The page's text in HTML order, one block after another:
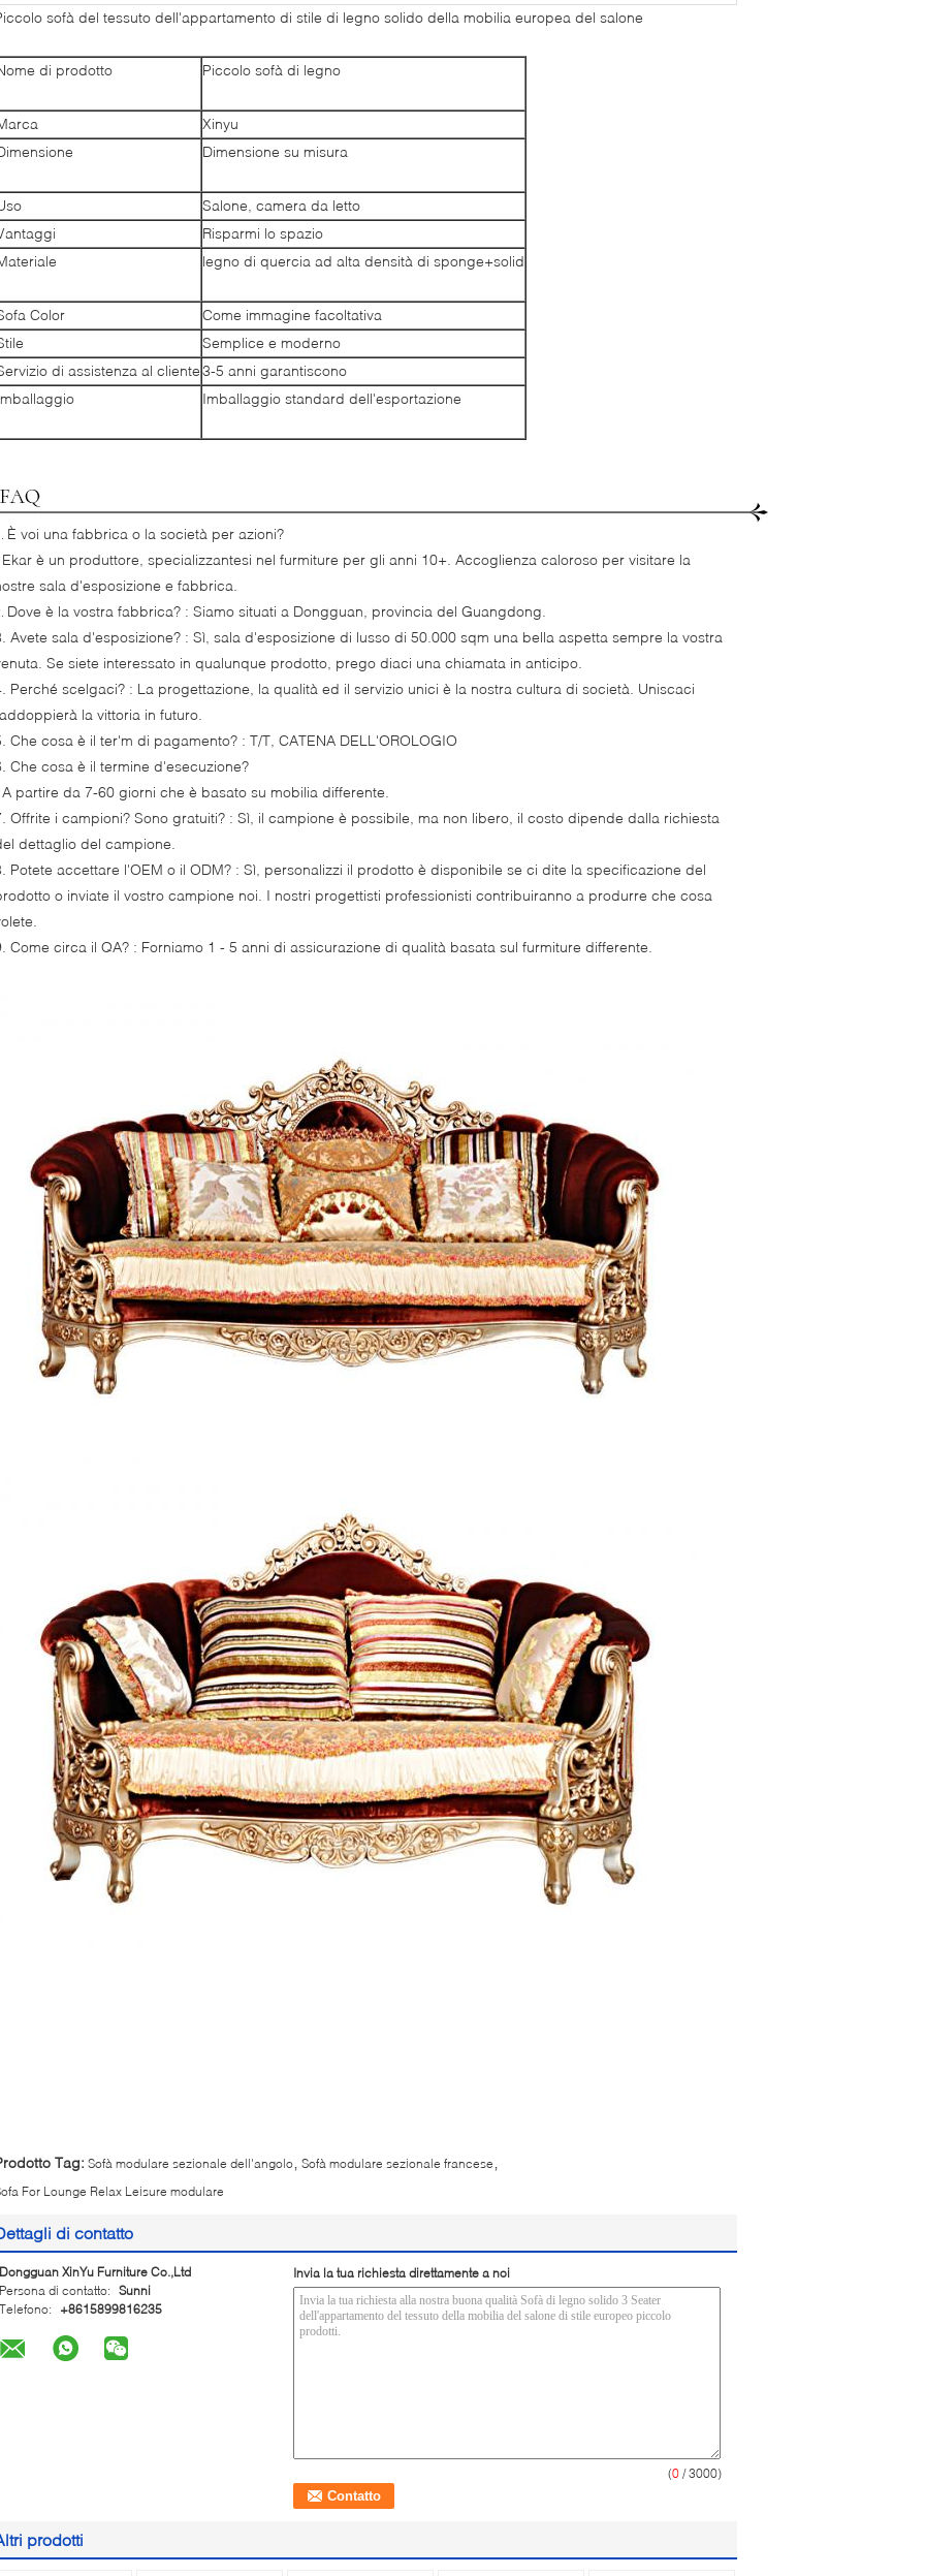
sofà del tessuto dell'appartamento di stile di legno solido della mobilia europea del salone
di prodotto Piccolo sofà di legno
Xinyu
Dimensione su misura
Salone, camera da letto
Risparmi lo spazio
legno di quercia ad alta densità di sponge+solid
Color
Come immagine facoltativa
Semplice e moderno
di assistenza al cliente3-5 anni garantiscono
Imballaggio standard dell'esportazione
È voi una fabbrica o la società per azioni?
è un produttore, specializzantesi nel furmiture per gli anni 10+. Accoglienza caloroso per visitare la
sala d'esposizione e fabbrica.
Dove è la vostra fabbrica? : Siamo situati a Dongguan, provincia del Guangdong.
Avete sala d'esposizione? : Sì, sala d'esposizione di lusso di 50.000 sqm una bella aspetta sempre la vostra
Se siete interessato in qualunque prodotto, prego diaci una chiamata in anticipo.
Perché scelgaci? : La progettazione, la qualità ed il servizio unici è la nostra cultura di società. Uniscaci
la vittoria in futuro.
Che cosa è il ter'm di pagamento? : T/T, CATENA DELL'OROLOGIO
Che cosa è il termine d'esecuzione?
partire da 7-60 giorni che è basato su mobilia differente.
Offrite i campioni? Sono gratuiti? : Sì, il campione è possibile, ma non libero, il costo dipende dalla richiesta
dettaglio del campione.
Potete accettare l'OEM o il ODM? : Sì, personalizzi il prodotto è disponibile se ci dite la specificazione del
o inviate il vostro campione noi. I nostri progettisti professionisti contribuiranno a produrre che cosa
Come circa il QA? : Forniamo 1 - 5 anni di assicurazione di qualità basata sul furmiture differente.
Tag: Sofà modulare sezionale dell'angolo Sofà modulare sezionale francese
For Lounge Relax Leisure modulare
di contatto
Dongguan XinYu Furniture Co.,Ltd
Persona di contatto: Sunni
Telefono:
+8615899816235
Invia la tua richiesta direttamente a noi
(0 / 3000)
prodotti